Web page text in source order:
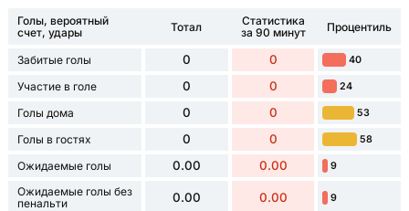
Голы, вероятный
счет, удары
Тотал
Статистика
за 90 минут
Процентиль
Забитые голы 0 0 40
Участие в голе 0 0 24
Голы дома 0 0 53
Голы в гостях 0 0 58
Ожидаемые голы 0.00 0.00 9
Ожидаемые голы без
пенальти
0.00 0.00 9